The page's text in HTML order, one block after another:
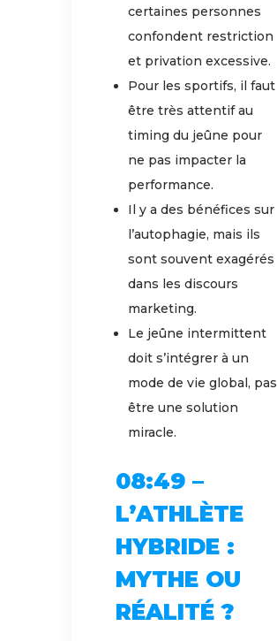
certaines personnes
confondent restriction
et privation excessive.
Pour les sportifs, il faut
être très attentif au
timing du jeûne pour
ne pas impacter la
performance.
Il y a des bénéfices sur
l’autophagie, mais ils
sont souvent exagérés
dans les discours
marketing.
Le jeûne intermittent
doit s’intégrer à un
mode de vie global, pas
être une solution
miracle.
08:49 –
L’ATHLÈTE
HYBRIDE :
MYTHE OU
RÉALITÉ ?